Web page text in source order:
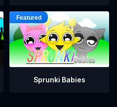
Sprunki Babies